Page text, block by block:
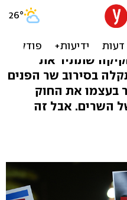
שתתיר את
בסירוב שר הפנים
בעצמו את החוק
השרים. אבל זה